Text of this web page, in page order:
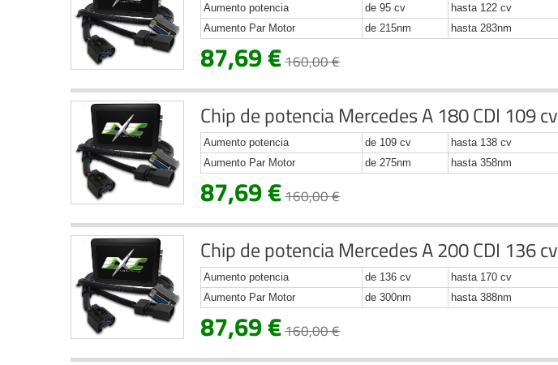
Aumento potencia de 95 cv
hasta 122 cv
Aumento Par Motor
de 215nm hasta 283nm
87,69 €160,00 €
Chip de potencia Mercedes A 180 CDI 109 cv
Aumento potencia de 109 cv
hasta 138 cv
Aumento Par Motor
de 275nm hasta 358nm
87,69 €160,00 €
Chip de potencia Mercedes A 200 CDI 136 cv
Aumento potencia de 136 cv
hasta 170 cv
Aumento Par Motor
de 300nm hasta 388nm
87,69 €160,00 €